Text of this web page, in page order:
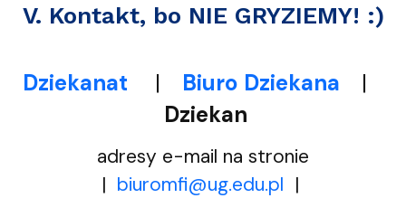
V. Kontakt, bo NIE GRYZIEMY! :)
Dziekanat | Biuro Dziekana |
Dziekan
adresy e-mail na stronie
| biuromfi@ug.edu.pl |